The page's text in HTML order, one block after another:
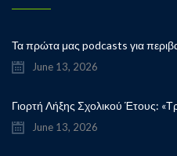
June 13, 2026
June 13, 2026